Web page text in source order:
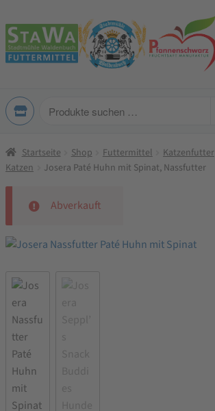
Zur
Navigation
springen
Zum
Inhalt
springen
Produkte
Startseite Shop Futtermittel Katzenfutter
Katzen
Josera Paté Huhn mit Spinat, Nassfutter
Abverkauft